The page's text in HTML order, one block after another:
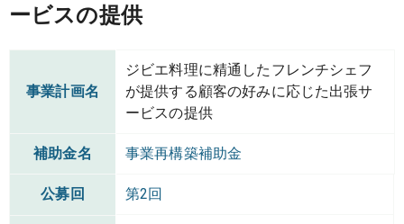
ービスの提供
事業計画名
ジビエ料理に精通したフレンチシェフ
が提供する顧客の好みに応じた出張サ
ービスの提供
補助金名 事業再構築補助金
公募回 第2回